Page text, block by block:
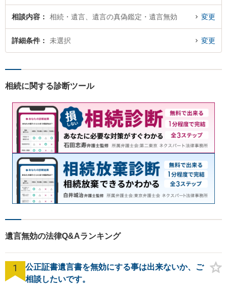
相談内容 相続・遺言、遺言の真偽鑑定・遺言無効 変更
詳細条件 未選択 変更
相続に関する診断ツール
遺言無効の法律Q&Aランキング
1
公正証書遺言書を無効にする事は出来ないか、ご
相談したいです。